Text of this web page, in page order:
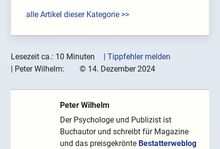
alle Artikel dieser Kategorie >>
Lesezeit ca.: 10 Minuten
| Tippfehler melden
Peter Wilhelm: © 14. Dezember 2024
Peter Wilhelm
Der Psychologe und Publizist ist
Buchautor und schreibt für Magazine
und das preisgekrönte Bestatterweblog